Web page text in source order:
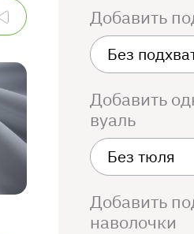
Добавить
Добавить
вуаль
Добавить
наволочки